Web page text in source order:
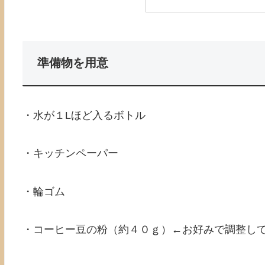
準備物を用意
・水が１Lほど入るボトル
・キッチンペーパー
・輪ゴム
・コーヒー豆の粉（約４０ｇ）←お好みで調整し